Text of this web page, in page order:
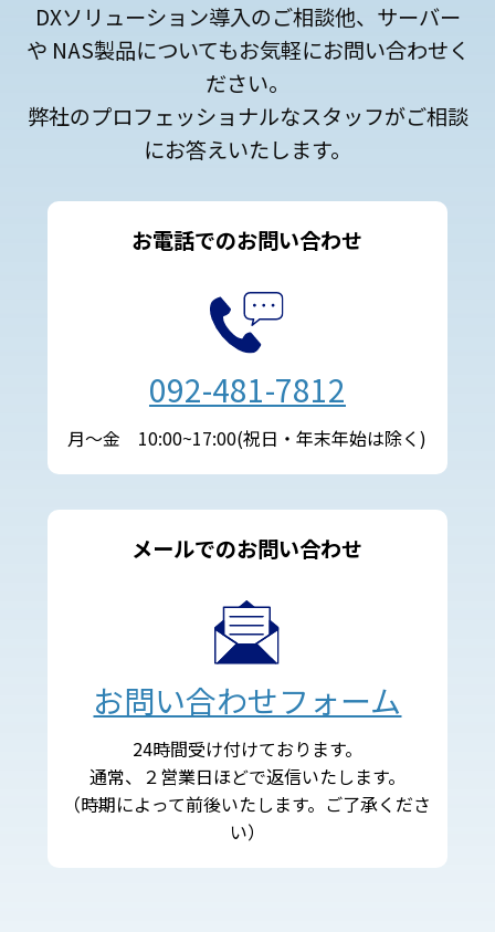
DXソリューション導入のご相談他、サーバー
や NAS製品についてもお気軽にお問い合わせく
ださい。
弊社のプロフェッショナルなスタッフがご相談
にお答えいたします。
お電話でのお問い合わせ
092-481-7812
月～金 10:00~17:00(祝日・年末年始は除く)
メールでのお問い合わせ
お問い合わせフォーム
24時間受け付けております。
通常、２営業日ほどで返信いたします。
（時期によって前後いたします。ご了承くださ
い）